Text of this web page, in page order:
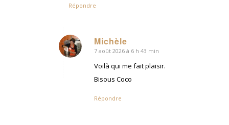
Répondre
Michèle
dit
7 août 2026 à 6 h 43 min
Voilà qui me fait plaisir.
Bisous Coco
Répondre